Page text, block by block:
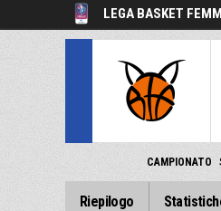
LEGA BASKET
CAMPIONATO
Riepilogo